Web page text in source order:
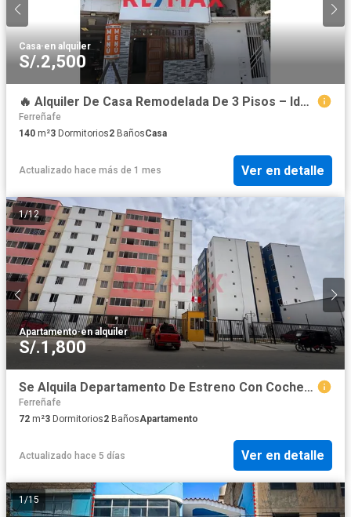
Casa·en alquiler
S/.2,500
🔥 Alquiler De Casa Remodelada De 3 Pisos – Ideal Para Empresas Y Oficinas
Ferreñafe
140 m²3 Dormitorios2 BañosCasa
Actualizado hace más de 1 mes Ver en detalle
1/12
Apartamento·en alquiler
S/.1,800
Se Alquila Departamento De Estreno Con Cochera - 72M2 - 7Mo Piso - Residencial El Jockey
Ferreñafe
72 m²3 Dormitorios2 BañosApartamento
Actualizado hace 5 días Ver en detalle
1/15